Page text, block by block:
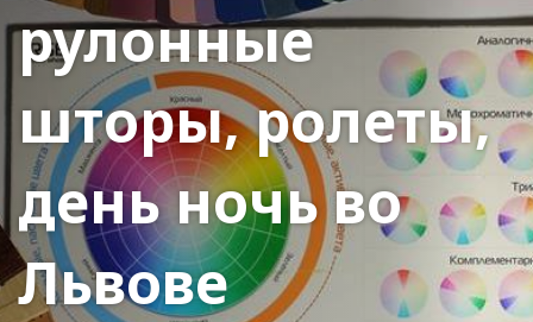
рулонные
шторы, ролеты,
день ночь во
Львове